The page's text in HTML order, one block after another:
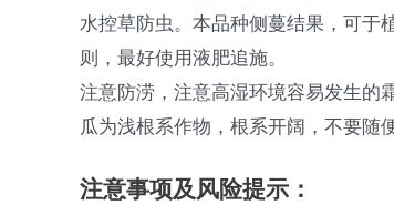
水控草防虫。本品种侧蔓结果，可于
则，最好使用液肥追施。
注意防涝，注意高湿环境容易发生的
瓜为浅根系作物，根系开阔，不要随
注意事项及风险提示：